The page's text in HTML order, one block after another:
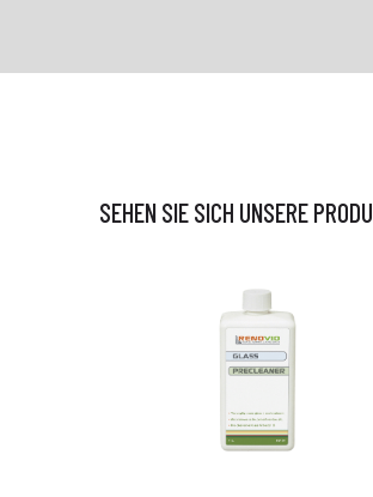
SEHEN SIE SICH UNSERE